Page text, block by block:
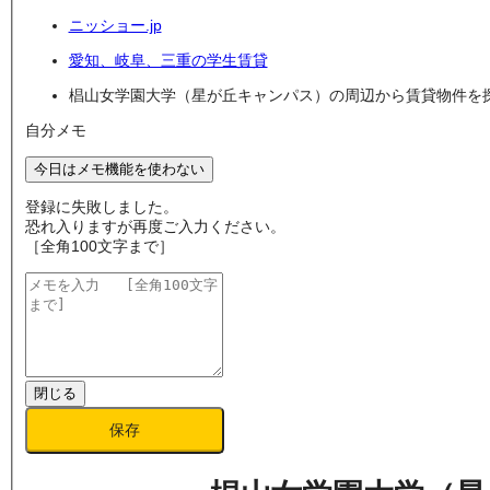
ニッショー.jp
愛知、岐阜、三重の学生賃貸
椙山女学園大学（星が丘キャンパス）の周辺から賃貸物件を
自分メモ
今日はメモ機能を使わない
登録に失敗しました。
恐れ入りますが再度ご入力ください。
［全角100文字まで］
閉じる
保存